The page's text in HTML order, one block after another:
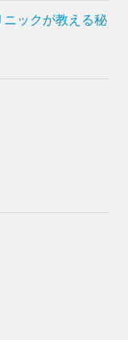
ックが教える秘